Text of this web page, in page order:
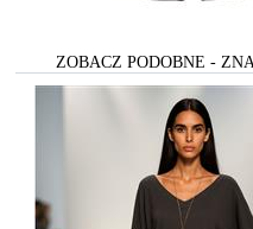
ZOBACZ PODOBNE -